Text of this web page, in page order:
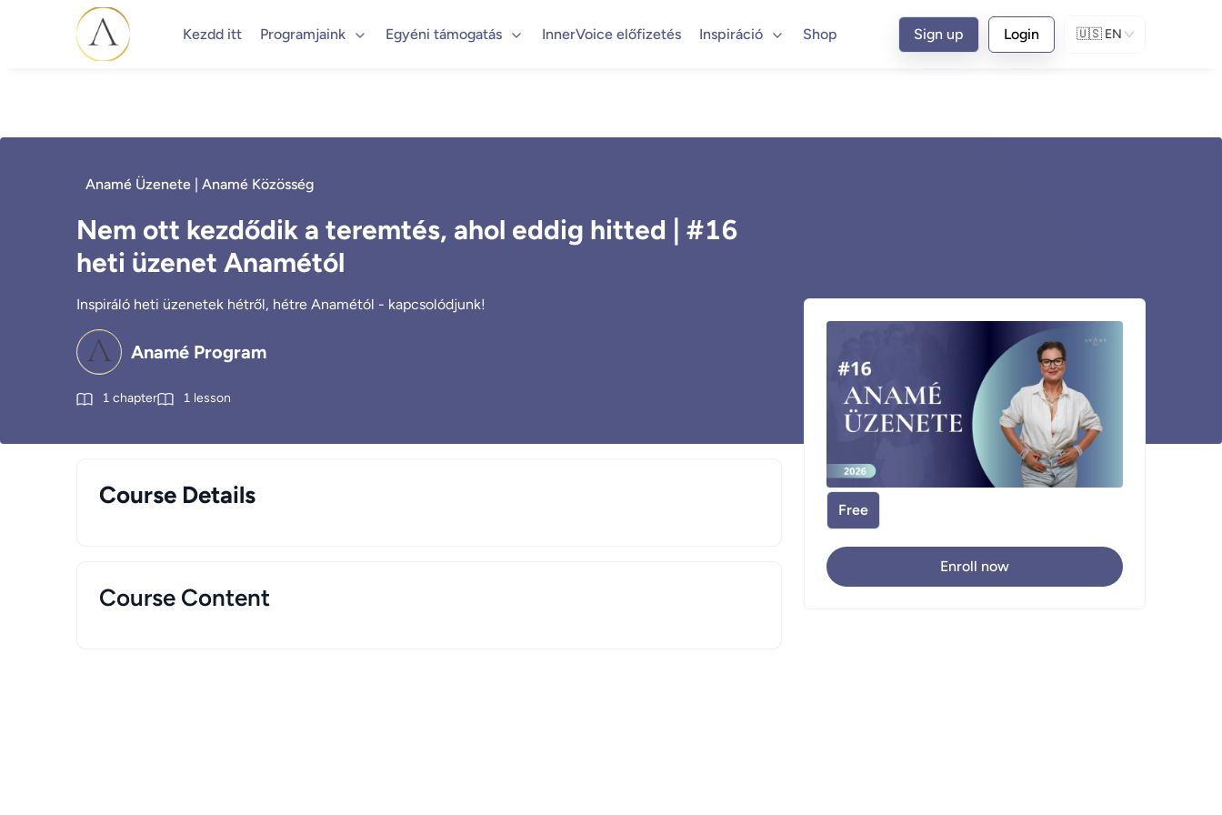
Kezdd itt Programjaink Egyéni támogatás InnerVoice előfizetés Inspiráció Shop Sign up Login 🇺🇸 EN
Anamé Üzenete | Anamé Közösség
Nem ott kezdődik a teremtés, ahol eddig hitted | #16
heti üzenet Anamétól
Inspiráló heti üzenetek hétről, hétre Anamétól - kapcsolódjunk!
Anamé Program
1 chapter 1 lesson
Course Details
Course Content
Free
Enroll now